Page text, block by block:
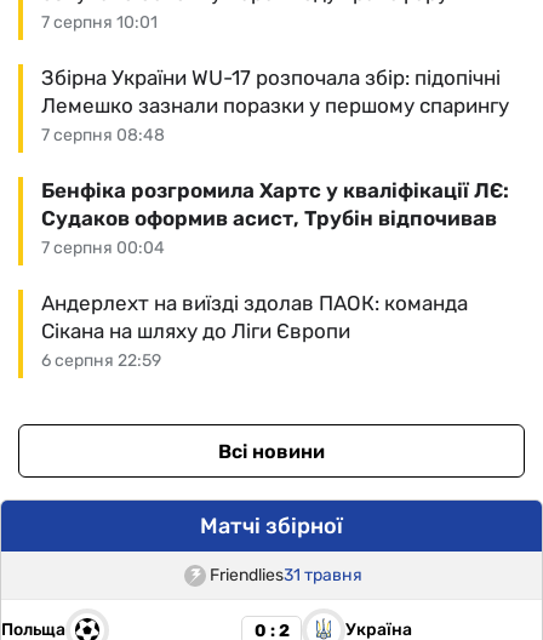
7 серпня 10:01
7 серпня 08:48
Збірна України WU-17 розпочала збір: підопічні
Лемешко зазнали поразки у першому спарингу
7 серпня 00:04
Бенфіка розгромила Хартс у кваліфікації ЛЄ:
Судаков оформив асист, Трубін відпочивав
6 серпня 22:59
Андерлехт на виїзді здолав ПАОК: команда
Сікана на шляху до Ліги Європи
Всі новини
Матчі збірної
Friendlies31 травня
Польща 0 : 2 Україна